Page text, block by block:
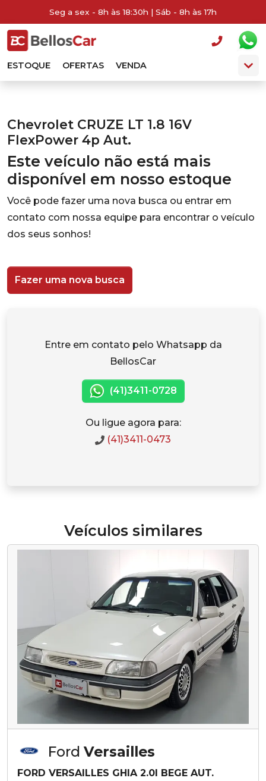
Seg a sex - 8h às 18:30h | Sáb - 8h às 17h
ESTOQUE OFERTAS VENDA
Chevrolet CRUZE LT 1.8 16V
FlexPower 4p Aut.
Este veículo não está mais
disponível em nosso estoque
Você pode fazer uma nova busca ou entrar em
contato com nossa equipe para encontrar o veículo
dos seus sonhos!
Fazer uma nova busca
Entre em contato pelo Whatsapp da
BellosCar
(41)3411-0728
Ou ligue agora para:
(41)3411-0473
Veículos similares
Ford Versailles
FORD VERSAILLES GHIA 2.0I BEGE AUT.